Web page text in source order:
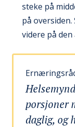
steke på
på
videre på
porsjoner
daglig, og